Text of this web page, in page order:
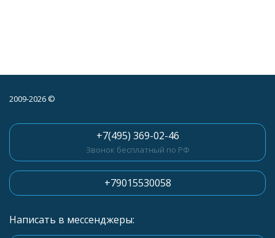
2009-2026 ©
+7(495) 369-02-46
Звонок бесплатный по РФ
+79015530058
Написать в мессенджеры: